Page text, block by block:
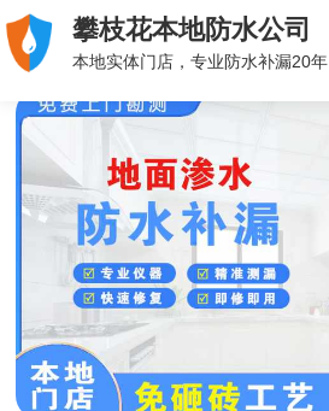
攀枝花本地防水公司
本地实体门店，专业防水补漏20年